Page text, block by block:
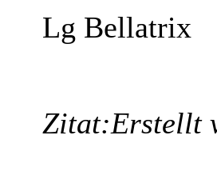
Lg Bellatrix
Zitat:Erstellt